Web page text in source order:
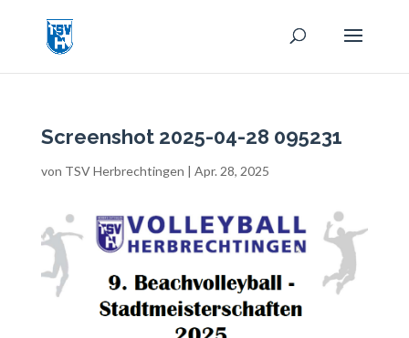
Screenshot 2025-04-28 095231
von TSV Herbrechtingen | Apr. 28, 2025